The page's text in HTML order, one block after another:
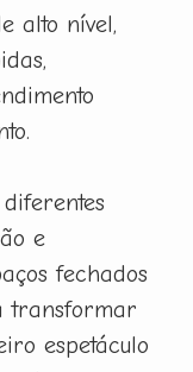
alto nível,
e
fechados
transformar
espetáculo